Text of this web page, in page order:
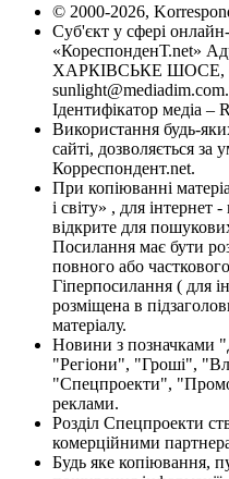
© 2000-2026,
Суб'єкт у сфері
«КореспонденТ.net»
ХАРКІВСЬКЕ ШОСЕ,
Ідентифікатор медіа –
Використання будь-
сайті, дозволяється
Корреспондент.net.
При копіюванні
і світу» , для інтернет
відкрите для
Посилання має бути
повного або
Гіперпосилання ( для
розміщена в
матеріалу.
Новини з позначками
"Регіони", "Гроші",
"Спецпроекти",
реклами.
Розділ Спецпроекти
комерційними
Будь яке копіювання,